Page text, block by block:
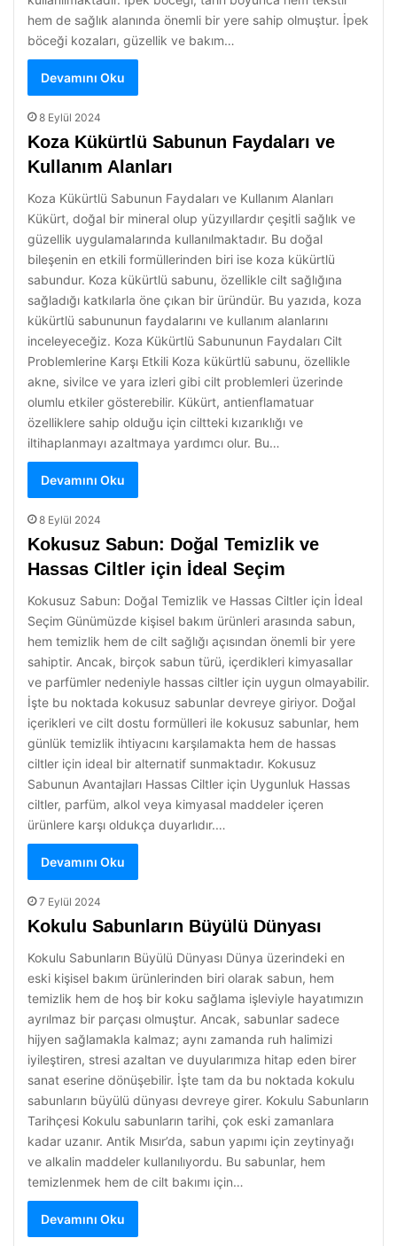
hem de sağlık alanında önemli bir yere sahip olmuştur. İpek
böceği kozaları, güzellik ve bakım…
Devamını Oku
8 Eylül 2024
Koza Kükürtlü Sabunun Faydaları ve
Kullanım Alanları
Koza Kükürtlü Sabunun Faydaları ve Kullanım Alanları
Kükürt, doğal bir mineral olup yüzyıllardır çeşitli sağlık ve
güzellik uygulamalarında kullanılmaktadır. Bu doğal
bileşenin en etkili formüllerinden biri ise koza kükürtlü
sabundur. Koza kükürtlü sabunu, özellikle cilt sağlığına
sağladığı katkılarla öne çıkan bir üründür. Bu yazıda, koza
kükürtlü sabununun faydalarını ve kullanım alanlarını
inceleyeceğiz. Koza Kükürtlü Sabununun Faydaları Cilt
Problemlerine Karşı Etkili Koza kükürtlü sabunu, özellikle
akne, sivilce ve yara izleri gibi cilt problemleri üzerinde
olumlu etkiler gösterebilir. Kükürt, antienflamatuar
özelliklere sahip olduğu için ciltteki kızarıklığı ve
iltihaplanmayı azaltmaya yardımcı olur. Bu…
Devamını Oku
8 Eylül 2024
Kokusuz Sabun: Doğal Temizlik ve
Hassas Ciltler için İdeal Seçim
Kokusuz Sabun: Doğal Temizlik ve Hassas Ciltler için İdeal
Seçim Günümüzde kişisel bakım ürünleri arasında sabun,
hem temizlik hem de cilt sağlığı açısından önemli bir yere
sahiptir. Ancak, birçok sabun türü, içerdikleri kimyasallar
ve parfümler nedeniyle hassas ciltler için uygun olmayabilir.
İşte bu noktada kokusuz sabunlar devreye giriyor. Doğal
içerikleri ve cilt dostu formülleri ile kokusuz sabunlar, hem
günlük temizlik ihtiyacını karşılamakta hem de hassas
ciltler için ideal bir alternatif sunmaktadır. Kokusuz
Sabunun Avantajları Hassas Ciltler için Uygunluk Hassas
ciltler, parfüm, alkol veya kimyasal maddeler içeren
ürünlere karşı oldukça duyarlıdır.…
Devamını Oku
7 Eylül 2024
Kokulu Sabunların Büyülü Dünyası
Kokulu Sabunların Büyülü Dünyası Dünya üzerindeki en
eski kişisel bakım ürünlerinden biri olarak sabun, hem
temizlik hem de hoş bir koku sağlama işleviyle hayatımızın
ayrılmaz bir parçası olmuştur. Ancak, sabunlar sadece
hijyen sağlamakla kalmaz; aynı zamanda ruh halimizi
iyileştiren, stresi azaltan ve duyularımıza hitap eden birer
sanat eserine dönüşebilir. İşte tam da bu noktada kokulu
sabunların büyülü dünyası devreye girer. Kokulu Sabunların
Tarihçesi Kokulu sabunların tarihi, çok eski zamanlara
kadar uzanır. Antik Mısır’da, sabun yapımı için zeytinyağı
ve alkalin maddeler kullanılıyordu. Bu sabunlar, hem
temizlenmek hem de cilt bakımı için…
Devamını Oku